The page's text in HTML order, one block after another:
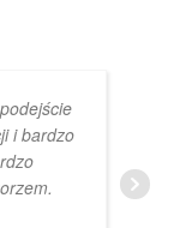
i bardzo